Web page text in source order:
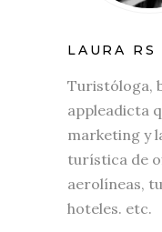
LAURA RS
Turistóloga,
appleadicta
marketing y
turística de
aerolíneas,
hoteles. etc.